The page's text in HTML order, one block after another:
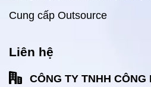
Cung cấp Outsource
Liên hệ
CÔNG TY TNHH CÔNG